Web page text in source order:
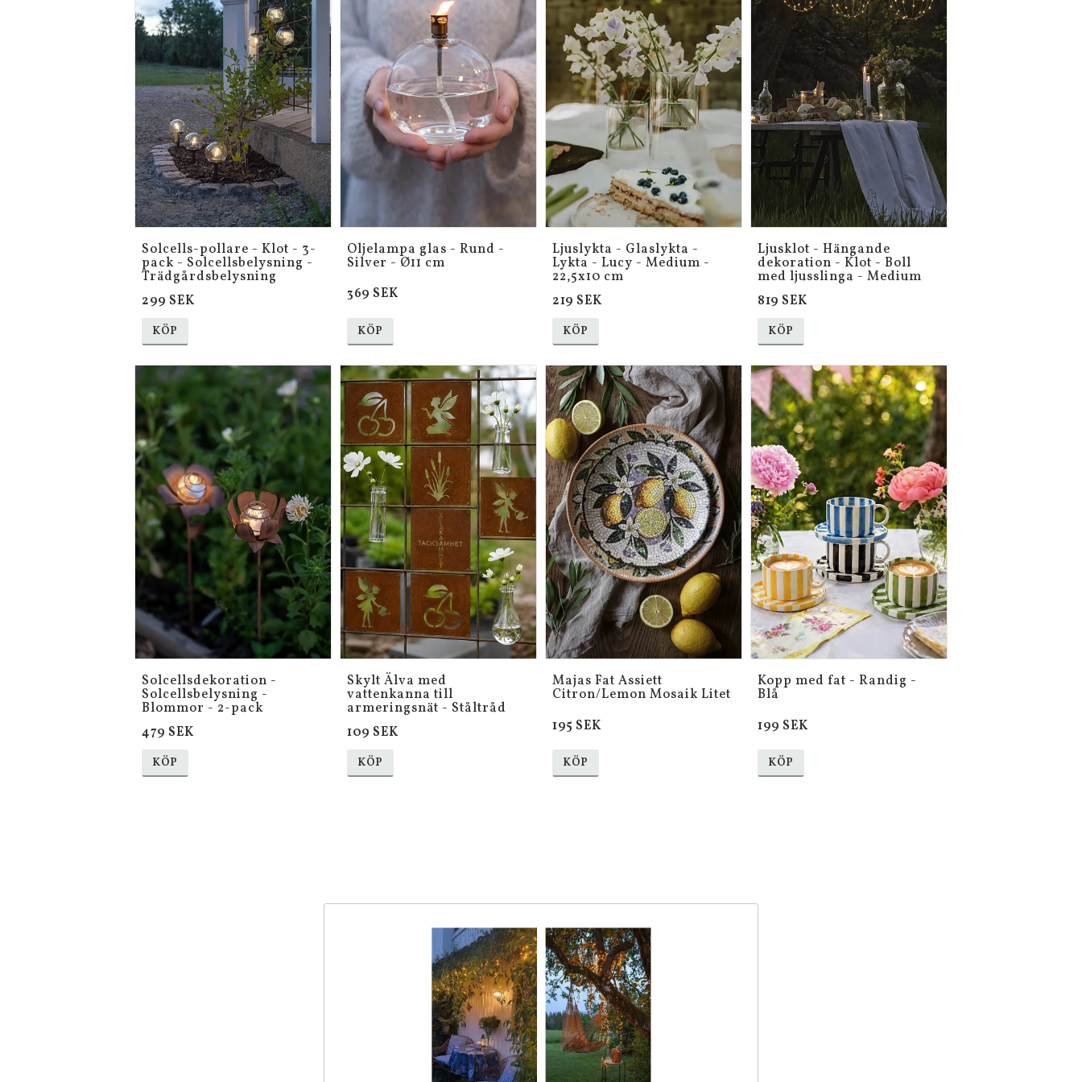
Solcells-pollare - Klot - 3-
pack - Solcellsbelysning -
Trädgårdsbelysning
299 SEK
KÖP
Oljelampa glas - Rund -
Silver - Ø11 cm
369 SEK
KÖP
Ljuslykta - Glaslykta -
Lykta - Lucy - Medium -
22,5x10 cm
219 SEK
KÖP
Ljusklot - Hängande
dekoration - Klot - Boll
med ljusslinga - Medium
819 SEK
KÖP
Solcellsdekoration -
Solcellsbelysning -
Blommor - 2-pack
479 SEK
KÖP
Skylt Älva med
vattenkanna till
armeringsnät - Ståltråd
109 SEK
KÖP
Majas Fat Assiett
Citron/Lemon Mosaik Litet
195 SEK
KÖP
Kopp med fat - Randig -
Blå
199 SEK
KÖP